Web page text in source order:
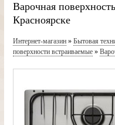
Варочная
Красноярске
Интернет-магазин» Бытовая
поверхности встраиваемые»